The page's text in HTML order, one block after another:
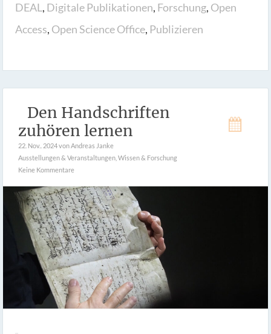
DEAL, Digitale Publikationen, Forschung, Open
Access, Open Science Office, Publizieren
Den Handschriften
zuhören lernen
22. Nov.. 2024von Andreas Janke
Ausstellungen & Veranstaltungen Wissen & Forschung
Keine Kommentare